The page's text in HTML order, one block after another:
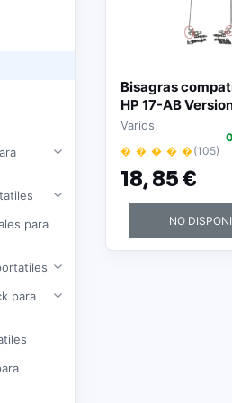
Bisagras
HP 17-AB
Varios
� � � � �(105)
18,85 €
NO